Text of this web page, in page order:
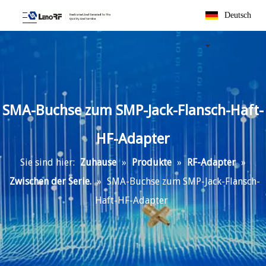
Deutsch
SMA-Buchse zum SMP-Jack-Flansch-Haft-
HF-Adapter
Sie sind hier: Zuhause » Produkte » RF-Adapter »
Zwischen der Serie. » SMA-Buchse zum SMP-Jack-Flansch-
Haft-HF-Adapter